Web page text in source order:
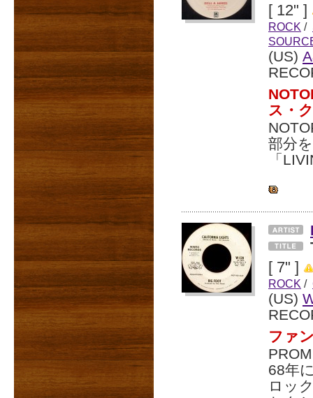
[ 12" ]
ROCK /
(US)
ス・
部分
「
[ 7" ]
ROCK /
(US)
ファ
68年
ロッ